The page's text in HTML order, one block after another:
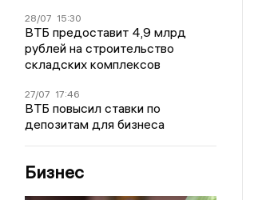
28/07 15:30
ВТБ предоставит 4,9 млрд
рублей на строительство
складских комплексов
27/07 17:46
ВТБ повысил ставки по
депозитам для бизнеса
Бизнес